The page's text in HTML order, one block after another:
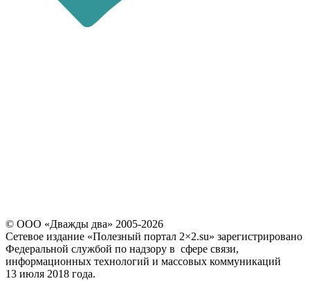
© ООО «Дважды два» 2005-2026
Сетевое издание «Полезный портал 2×2.su» зарегистрировано
Федеральной службой по надзору в сфере связи,
информационных технологий и массовых коммуникаций
13 июля 2018 года.